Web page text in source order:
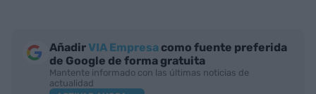
AñadirVIA Empresa como fuente preferida
de Google de forma gratuita
Mantente informado con las últimas noticias de
actualidad